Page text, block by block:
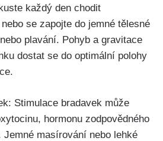
každý den⁢ chodit
se⁤ zapojte do⁣ jemné tělesné
plavání.⁣ Pohyb​ a gravitace
⁢dostat se do⁣ optimální ‍polohy
Stimulace bradavek ‍může
hormonu ​zodpovědného‍
Jemné masírování nebo lehké